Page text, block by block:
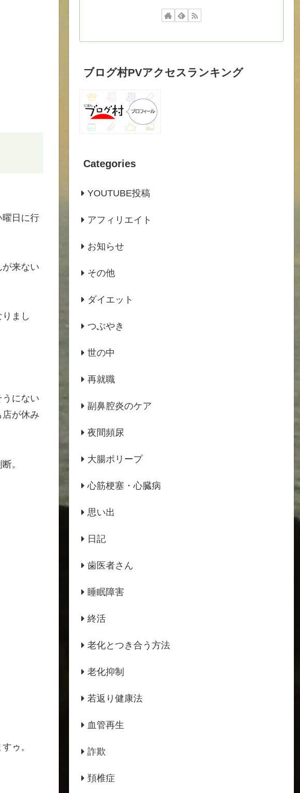
曜日に行
来ない
まし
にない
が休み
。
ゥ。
ブログ村PVアクセスランキング
Categories
YOUTUBE投稿
アフィリエイト
お知らせ
その他
ダイエット
つぶやき
世の中
再就職
副鼻腔炎のケア
夜間頻尿
大腸ポリープ
心筋梗塞・心臓病
思い出
日記
歯医者さん
睡眠障害
終活
老化とつき合う方法
老化抑制
若返り健康法
血管再生
詐欺
頚椎症